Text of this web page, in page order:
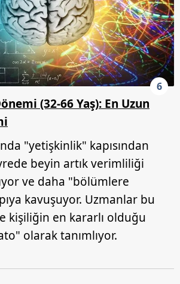
6
(32-66 Yaş): En Uzun
"yetişkinlik" kapısından
beyin artık verimliliği
ve daha "bölümlere
kavuşuyor. Uzmanlar bu
kişiliğin en kararlı olduğu
olarak tanımlıyor.